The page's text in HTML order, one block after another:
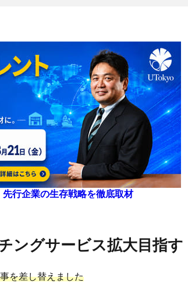
行企業の生存戦略を徹底取材
ングサービス拡大目指す
を差し替えました